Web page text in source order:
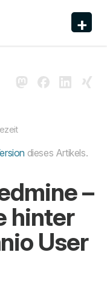
+
dieses Artikels.
–
hinter
User